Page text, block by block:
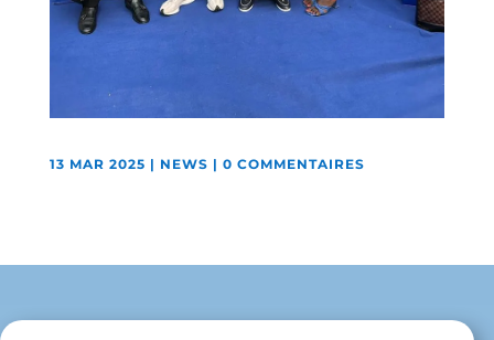
13 MAR 2025 | NEWS | 0 COMMENTAIRES